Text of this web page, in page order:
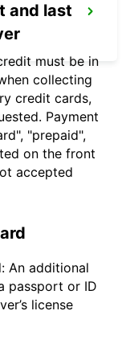
and last
must be in
collecting
credit cards,
Payment
"prepaid",
on the front
accepted
An additional
passport or ID
license